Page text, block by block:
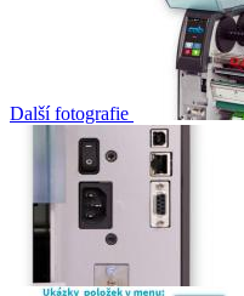
Další fotografie